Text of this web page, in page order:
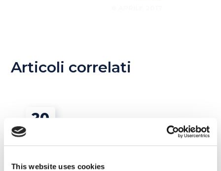
This website uses cookies
Articoli correlati
20